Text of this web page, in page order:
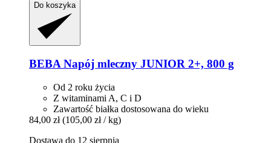
Do koszyka
BEBA Napój mleczny JUNIOR 2+, 800 g
Od 2 roku życia
Z witaminami A, C i D
Zawartość białka dostosowana do wieku
84,00 zł (105,00 zł / kg)
Dostawa do 12 sierpnia